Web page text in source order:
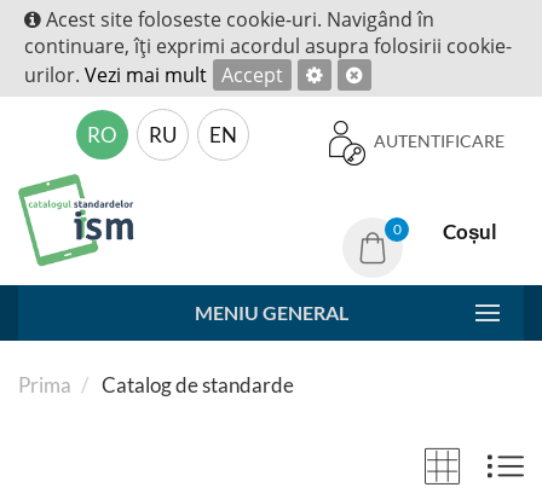
Acest site foloseste cookie-uri. Navigând în
continuare, îţi exprimi acordul asupra folosirii cookie-
urilor. Vezi mai mult Accept
AUTENTIFICARE
RO RU EN
0 Coșul
MENIU GENERAL
Prima Catalog de standarde